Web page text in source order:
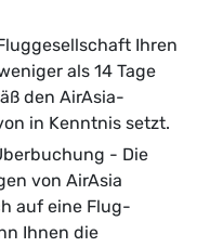
Ihren
als 14 Tage
den AirAsia-
in Kenntnis setzt.
- Die
von AirAsia
auf eine Flug-
Ihnen die